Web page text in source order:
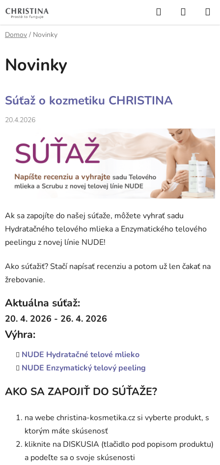
na
obsah
Hľadať
KOŠÍK
Domov / Novinky
Novinky
ý
p
o
v
Súťaž o kozmetiku CHRISTINA
20.4.2026
Ak sa zapojíte do našej súťaže, môžete vyhrať sadu
Hydratačného telového mlieka a Enzymatického telového
peelingu z novej línie NUDE!
Ako súťažiť? Stačí napísať recenziu a potom už len čakať na
žrebovanie.
Aktuálna súťaž:
20. 4. 2026 - 26. 4. 2026
Výhra:
NUDE Hydratačné telové mlieko
NUDE Enzymatický telový peeling
AKO SA ZAPOJIŤ DO SÚŤAŽE?
na webe christina-kosmetika.cz si vyberte produkt, s
ktorým máte skúsenosť
kliknite na DISKUSIA (tlačidlo pod popisom produktu)
a podeľte sa o svoje skúsenosti